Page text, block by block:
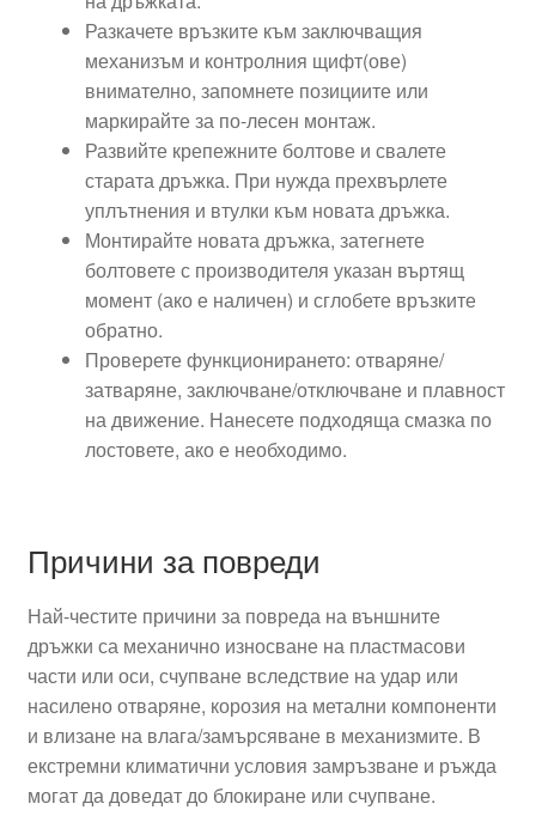
Разкачете връзките към заключващия
механизъм и контролния щифт(ове)
внимателно, запомнете позициите или
маркирайте за по-лесен монтаж.
Развийте крепежните болтове и свалете
старата дръжка. При нужда прехвърлете
уплътнения и втулки към новата дръжка.
Монтирайте новата дръжка, затегнете
болтовете с производителя указан въртящ
момент (ако е наличен) и сглобете връзките
обратно.
Проверете функционирането: отваряне/
затваряне, заключване/отключване и плавност
на движение. Нанесете подходяща смазка по
лостовете, ако е необходимо.
Причини за повреди
Най-честите причини за повреда на външните
дръжки са механично износване на пластмасови
части или оси, счупване вследствие на удар или
насилено отваряне, корозия на метални компоненти
и влизане на влага/замърсяване в механизмите. В
екстремни климатични условия замръзване и ръжда
могат да доведат до блокиране или счупване.